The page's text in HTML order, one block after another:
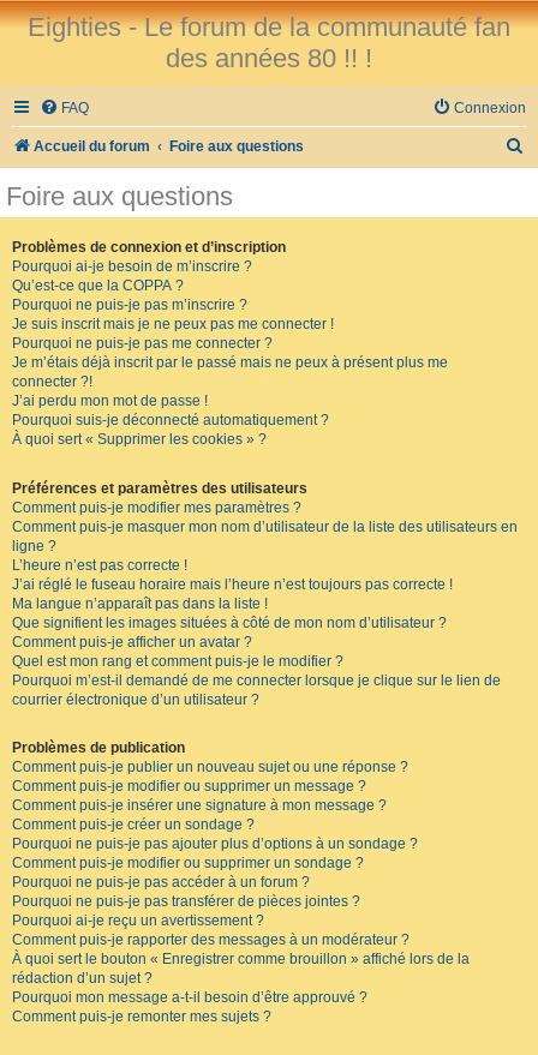
Eighties - Le forum de la communauté fan
des années 80 !! !
FAQ Connexion
Accueil du forum Foire aux questions
Foire aux questions
Problèmes de connexion et d’inscription
Pourquoi ai-je besoin de m’inscrire ?
Qu’est-ce que la COPPA ?
Pourquoi ne puis-je pas m’inscrire ?
Je suis inscrit mais je ne peux pas me connecter !
Pourquoi ne puis-je pas me connecter ?
Je m’étais déjà inscrit par le passé mais ne peux à présent plus me
connecter ?!
J’ai perdu mon mot de passe !
Pourquoi suis-je déconnecté automatiquement ?
À quoi sert « Supprimer les cookies » ?
Préférences et paramètres des utilisateurs
Comment puis-je modifier mes paramètres ?
Comment puis-je masquer mon nom d’utilisateur de la liste des utilisateurs en
ligne ?
L’heure n’est pas correcte !
J’ai réglé le fuseau horaire mais l’heure n’est toujours pas correcte !
Ma langue n’apparaît pas dans la liste !
Que signifient les images situées à côté de mon nom d’utilisateur ?
Comment puis-je afficher un avatar ?
Quel est mon rang et comment puis-je le modifier ?
Pourquoi m’est-il demandé de me connecter lorsque je clique sur le lien de
courrier électronique d’un utilisateur ?
Problèmes de publication
Comment puis-je publier un nouveau sujet ou une réponse ?
Comment puis-je modifier ou supprimer un message ?
Comment puis-je insérer une signature à mon message ?
Comment puis-je créer un sondage ?
Pourquoi ne puis-je pas ajouter plus d’options à un sondage ?
Comment puis-je modifier ou supprimer un sondage ?
Pourquoi ne puis-je pas accéder à un forum ?
Pourquoi ne puis-je pas transférer de pièces jointes ?
Pourquoi ai-je reçu un avertissement ?
Comment puis-je rapporter des messages à un modérateur ?
À quoi sert le bouton « Enregistrer comme brouillon » affiché lors de la
rédaction d’un sujet ?
Pourquoi mon message a-t-il besoin d’être approuvé ?
Comment puis-je remonter mes sujets ?